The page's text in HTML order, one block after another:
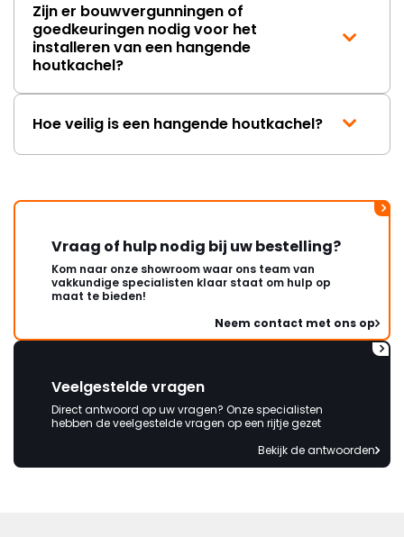
Zijn er bouwvergunningen of
goedkeuringen nodig voor het
installeren van een hangende
houtkachel?
Hoe veilig is een hangende houtkachel?
Vraag of hulp nodig bij uw bestelling?
Kom naar onze showroom waar ons team van
vakkundige specialisten klaar staat om hulp op
maat te bieden!
Neem contact met ons op
Veelgestelde vragen
Direct antwoord op uw vragen? Onze specialisten
hebben de veelgestelde vragen op een rijtje gezet
Bekijk de antwoorden